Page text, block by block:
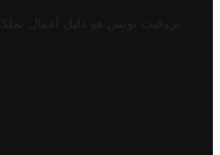
تروفيت تونس هو دليل أعمال